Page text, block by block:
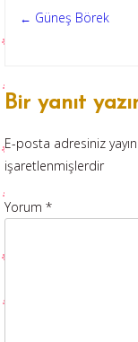
Post
← Güneş Börek
Bir yanıt
E-posta adresiniz
işaretlenmişlerdir
Yorum *